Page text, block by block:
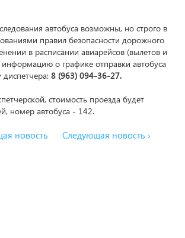
автобуса возможны, но строго в
правил безопасности дорожного
в расписании авиарейсов (вылетов и
информацию о графике отправки автобуса
8 (963) 094-36-27.
стоимость проезда будет
номер автобуса - 142.
новость Следующая новость ›